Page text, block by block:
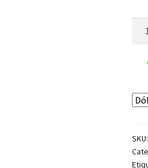
SKU: